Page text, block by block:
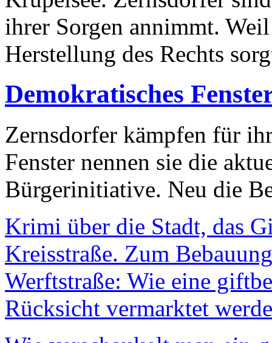
ihrer Sorgen annimmt.
Herstellung des Rechts
Demokratisches
Zernsdorfer kämpfen für
Fenster nennen sie die
Bürgerinitiative. Neu die
Krimi über die Stadt, das
Kreisstraße. Zum
Werftstraße: Wie eine
Rücksicht vermarktet